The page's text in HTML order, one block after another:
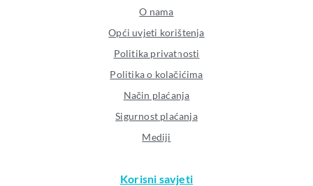
O nama
Opći uvjeti korištenja
Politika privatnosti
Politika o kolačićima
Način plaćanja
Sigurnost plaćanja
Mediji
Korisni savjeti